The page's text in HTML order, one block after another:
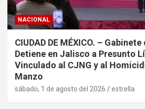
NACIONAL
CIUDAD DE MÉXICO. –
Detiene en Jalisco a Presunto
Vinculado al CJNG y al
Manzo
sábado, 1 de agosto del 2026 estrella